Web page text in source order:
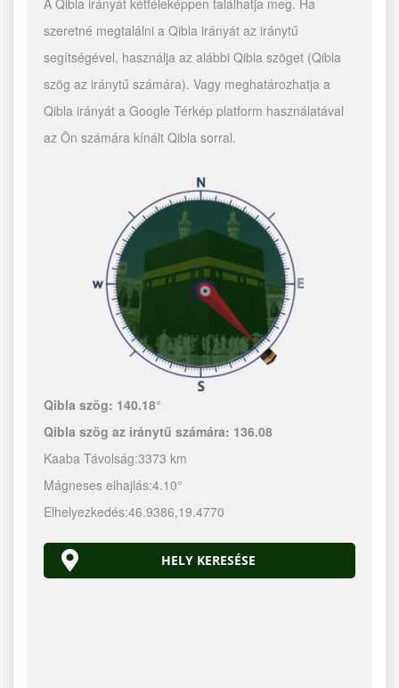
A Qibla irányát kétféleképpen találhatja meg. Ha
szeretné megtalálni a Qibla irányát az iránytű
segítségével, használja az alábbi Qibla szöget (Qibla
szög az iránytű számára). Vagy meghatározhatja a
Qibla irányát a Google Térkép platform használatával
az Ön számára kínált Qibla sorral.
Qibla szög: 140.18°
Qibla szög az iránytű számára: 136.08
Kaaba Távolság:3373 km
Mágneses elhajlás:4.10°
Elhelyezkedés:46.9386,19.4770
HELY KERESÉSE